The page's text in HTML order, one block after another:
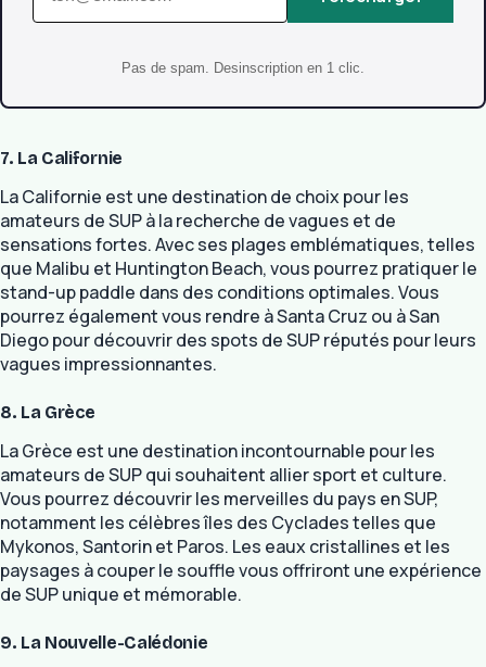
Pas de spam. Desinscription en 1 clic.
7. La Californie
La Californie est une destination de choix pour les
amateurs de SUP à la recherche de vagues et de
sensations fortes. Avec ses plages emblématiques, telles
que Malibu et Huntington Beach, vous pourrez pratiquer le
stand-up paddle dans des conditions optimales. Vous
pourrez également vous rendre à Santa Cruz ou à San
Diego pour découvrir des spots de SUP réputés pour leurs
vagues impressionnantes.
8. La Grèce
La Grèce est une destination incontournable pour les
amateurs de SUP qui souhaitent allier sport et culture.
Vous pourrez découvrir les merveilles du pays en SUP,
notamment les célèbres îles des Cyclades telles que
Mykonos, Santorin et Paros. Les eaux cristallines et les
paysages à couper le souffle vous offriront une expérience
de SUP unique et mémorable.
9. La Nouvelle-Calédonie